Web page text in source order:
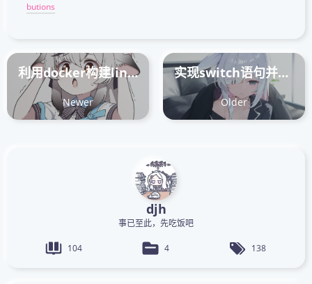
butions
利用docker构建linux2.6.11
Newer
实现switch语句并进行binary search优化
Older
djh
事已至此，先吃饭吧
104 4 138